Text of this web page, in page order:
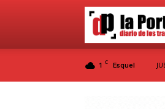
1 C Esquel